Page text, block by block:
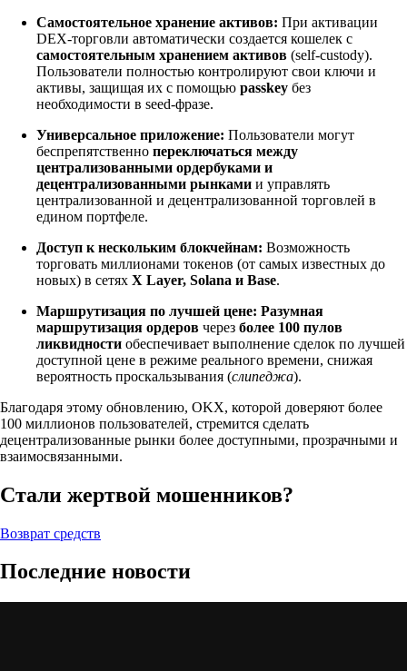
Самостоятельное хранение активов: При активации
DEX-торговли автоматически создается кошелек с
самостоятельным хранением активов (self-custody).
Пользователи полностью контролируют свои ключи и
активы, защищая их с помощью passkey без
необходимости в seed-фразе.
Универсальное приложение: Пользователи могут
беспрепятственно переключаться между
централизованными ордербуками и
децентрализованными рынками и управлять
централизованной и децентрализованной торговлей в
едином портфеле.
Доступ к нескольким блокчейнам: Возможность
торговать миллионами токенов (от самых известных до
новых) в сетях X Layer, Solana и Base.
Маршрутизация по лучшей цене: Разумная
маршрутизация ордеров через более 100 пулов
ликвидности обеспечивает выполнение сделок по лучшей
доступной цене в режиме реального времени, снижая
вероятность проскальзывания (слипеджа).
Благодаря этому обновлению, OKX, которой доверяют более
100 миллионов пользователей, стремится сделать
децентрализованные рынки более доступными, прозрачными и
взаимосвязанными.
Стали жертвой мошенников?
Возврат средств
Последние новости